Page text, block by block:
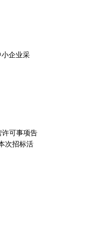
小企业采
许可事项告
次招标活